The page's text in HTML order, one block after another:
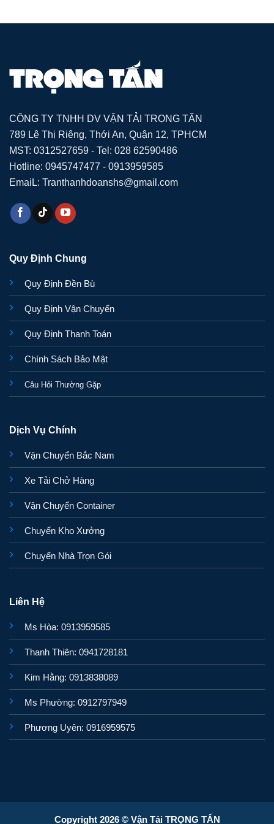
CÔNG TY TNHH DV VẬN TẢI TRỌNG TẤN
789 Lê Thị Riêng, Thới An, Quận 12, TPHCM
MST: 0312527659 - Tel: 028 62590486
Hotline: 0945747477 - 0913959585
EmaiL: Tranthanhdoanshs@gmail.com
Quy Định Chung
Quy Định Đền Bù
Quy Định Vận Chuyển
Quy Định Thanh Toán
Chính Sách Bảo Mật
Câu Hỏi Thường Gặp
Dịch Vụ Chính
Vận Chuyển Bắc Nam
Xe Tải Chở Hàng
Vận Chuyển Container
Chuyển Kho Xưởng
Chuyển Nhà Trọn Gói
Liên Hệ
Ms Hòa: 0913959585
Thanh Thiên: 0941728181
Kim Hằng: 0913838089
Ms Phường: 0912797949
Phương Uyên: 0916959575
Copyright 2026 © Vận Tải TRỌNG TẤN